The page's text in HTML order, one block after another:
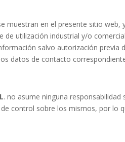
muestran en el presente sitio
de utilización industrial y/o
salvo autorización previa
datos de contacto
. no asume ninguna
control sobre los mismos, por lo